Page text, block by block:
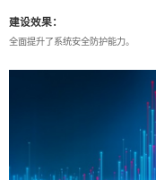
建设效果：
全面提升了系统安全防护能力。